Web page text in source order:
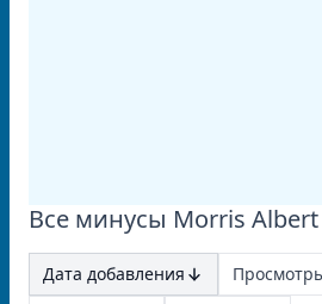
Все минусы Morris Albert
Дата добавления